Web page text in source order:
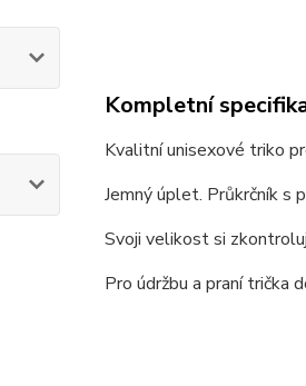
Kompletní
Kvalitní unisexové triko
Jemný úplet. Průkrčník s
Svoji velikost si
Pro údržbu a praní trička